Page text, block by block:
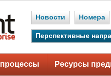
Новости Номера
Перспективные
Ресурсы